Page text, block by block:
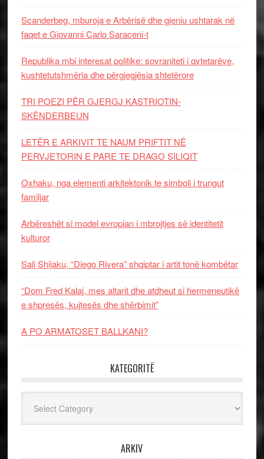
Scanderbeg, mburoja e Arbërisë dhe gjeniu ushtarak në
faqet e Giovanni Carlo Saraceni-t
Republika mbi interesat politike: sovraniteti i qytetarëve,
kushtetutshmëria dhe përgjegjësia shtetërore
TRI POEZI PËR GJERGJ KASTRIOTIN-
SKËNDERBEUN
LETËR E ARKIVIT TE NAUM PRIFTIT NË
PERVJETORIN E PARE TE DRAGO SILIQIT
Oxhaku, nga elementi arkitektonik te simboli i trungut
familjar
Arbëreshët si model evropian i mbrojtjes së identitetit
kulturor
Sali Shijaku, “Diego Rivera” shqiptar i artit tonë kombëtar
“Dom Fred Kalaj, mes altarit dhe atdheut si hermeneutikë
e shpresës, kujtesës dhe shërbimit”
A PO ARMATOSET BALLKANI?
KATEGORITË
ARKIV